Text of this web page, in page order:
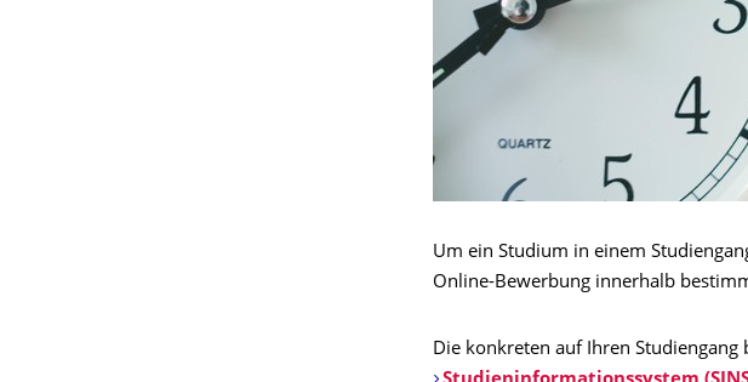
Um ein Studium in einem
Online-Bewerbung innerhalb
Die konkreten auf Ihren